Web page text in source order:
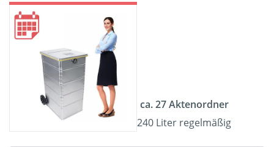
ca. 27 Aktenordner
240 Liter regelmäßig